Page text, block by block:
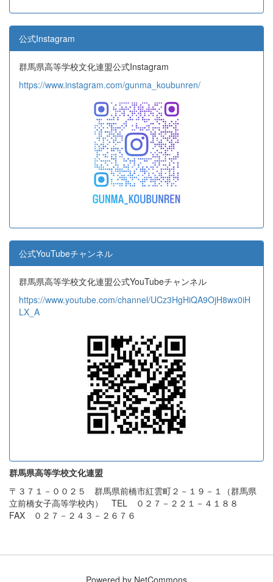
公式Instagram
群馬県高等学校文化連盟公式Instagram
https://www.instagram.com/gunma_koubunren/
公式YouTubeチャンネル
群馬県高等学校文化連盟公式YouTubeチャンネル
https://www.youtube.com/channel/UCz3HgHiQA9OjH8wx0iH
LX_A
群馬県高等学校文化連盟
〒３７１－００２５ 群馬県前橋市紅雲町２－１９－１（群馬県
立前橋女子高等学校内） TEL ０２７－２２１－４１８８
FAX ０２７－２４３－２６７６